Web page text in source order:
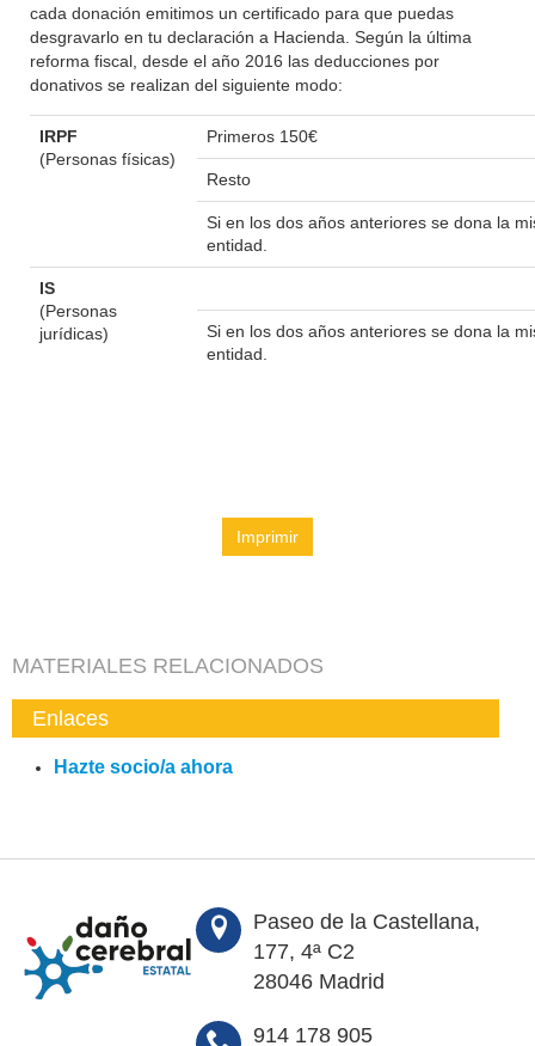
cada donación emitimos un certificado para que puedas
desgravarlo en tu declaración a Hacienda. Según la última
reforma fiscal, desde el año 2016 las deducciones por
donativos se realizan del siguiente modo:
IRPF
(Personas físicas)
Primeros 150€
Resto
Si en los dos años anteriores se dona la
entidad.
IS
(Personas
jurídicas)
Si en los dos años anteriores se dona la
entidad.
Imprimir
MATERIALES RELACIONADOS
Enlaces
Hazte socio/a ahora
Paseo de la Castellana,
177, 4ª C2
28046 Madrid
914 178 905